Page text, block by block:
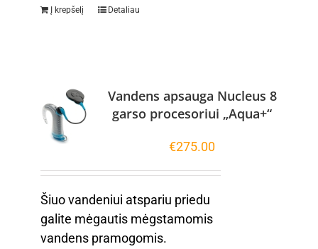
Į krepšelį Detaliau
Vandens apsauga Nucleus 8
garso procesoriui „Aqua+“
€275.00
Šiuo vandeniui atspariu priedu
galite mėgautis mėgstamomis
vandens pramogomis.